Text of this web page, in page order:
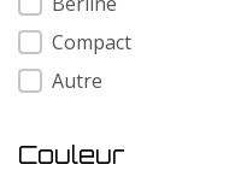
Compact
Autre
Couleur